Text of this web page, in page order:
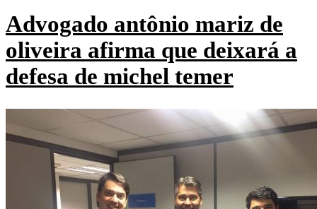
Advogado antônio mariz de
oliveira afirma que deixará a
defesa de michel temer